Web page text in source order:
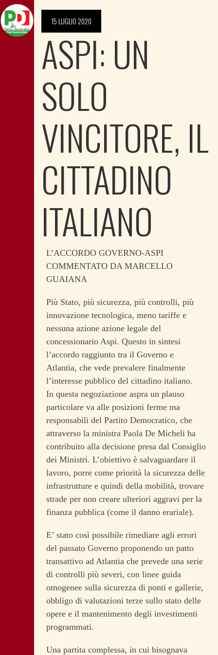
15 LUGLIO 2020
ASPI: UN
SOLO
VINCITORE, IL
CITTADINO
ITALIANO
L’ACCORDO GOVERNO-ASPI
COMMENTATO DA MARCELLO
GUAIANA
Più Stato, più sicurezza, più controlli, più
innovazione tecnologica, meno tariffe e
nessuna azione azione legale del
concessionario Aspi. Questo in sintesi
l’accordo raggiunto tra il Governo e
Atlantia, che vede prevalere finalmente
l’interesse pubblico del cittadino italiano.
In questa negoziazione aspra un plauso
particolare va alle posizioni ferme ma
responsabili del Partito Democratico, che
attraverso la ministra Paola De Micheli ha
contribuito alla decisione presa dal Consiglio
dei Ministri. L’obiettivo è salvaguardare il
lavoro, porre come priorità la sicurezza delle
infrastrutture e quindi della mobilità, trovare
strade per non creare ulteriori aggravi per la
finanza pubblica (come il danno erariale).
E’ stato così possibile rimediare agli errori
del passato Governo proponendo un patto
transattivo ad Atlantia che prevede una serie
di controlli più severi, con linee guida
omogenee sulla sicurezza di ponti e gallerie,
obbligo di valutazioni terze sullo stato delle
opere e il mantenimento degli investimenti
programmati.
Una partita complessa, in cui bisognava